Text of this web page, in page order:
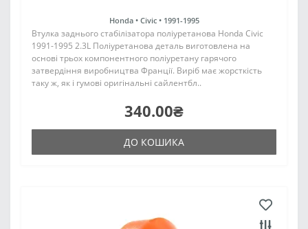
Honda • Civic • 1991-1995
Втулка заднього стабілізатора поліуретанова Honda Civic
1991-1995 2.3L Поліуретанова деталь виготовлена на
основі трьох компонентного поліуретану гарячого
затвердіння виробництва Франції. Виріб має жорсткість
таку ж, як і гумові оригінальні сайлентбл..
340.00₴
ДО КОШИКА